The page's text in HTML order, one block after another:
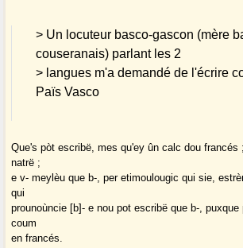
> Un locuteur basco-gascon (mère
couseranais) parlant les 2
> langues m'a demandé de l'écrire
Païs Vasco
Que's pòt escribë, mes qu'ey ûn calc dou
natrë ;
e v- meylèu que b-, per etimoulougic qui sie,
qui
prounoùncie [b]- e nou pot escribë que b-, puxque
coum
en francés.